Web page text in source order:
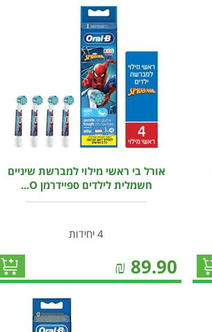
אורל בי ראשי מילוי למברשת שיניים
חשמלית לילדים ספיידרמן O...
4 יחידות
89.90
₪